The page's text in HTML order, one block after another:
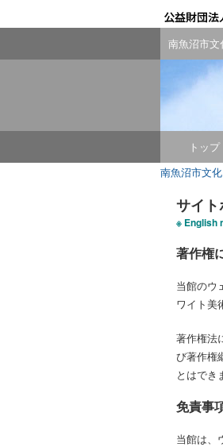
南魚沼市
トップ
南魚沼市文
サイ
※ English
著作権
当館のウ
ワイト美
著作権法
び著作権
とはでき
免責事
当館は、